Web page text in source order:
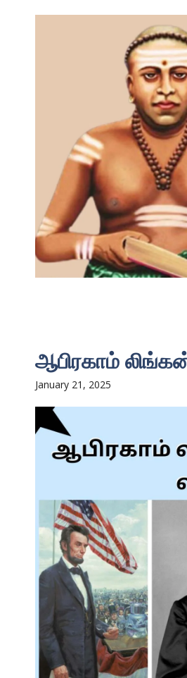
ஆபிரகாம்
January 21, 2025